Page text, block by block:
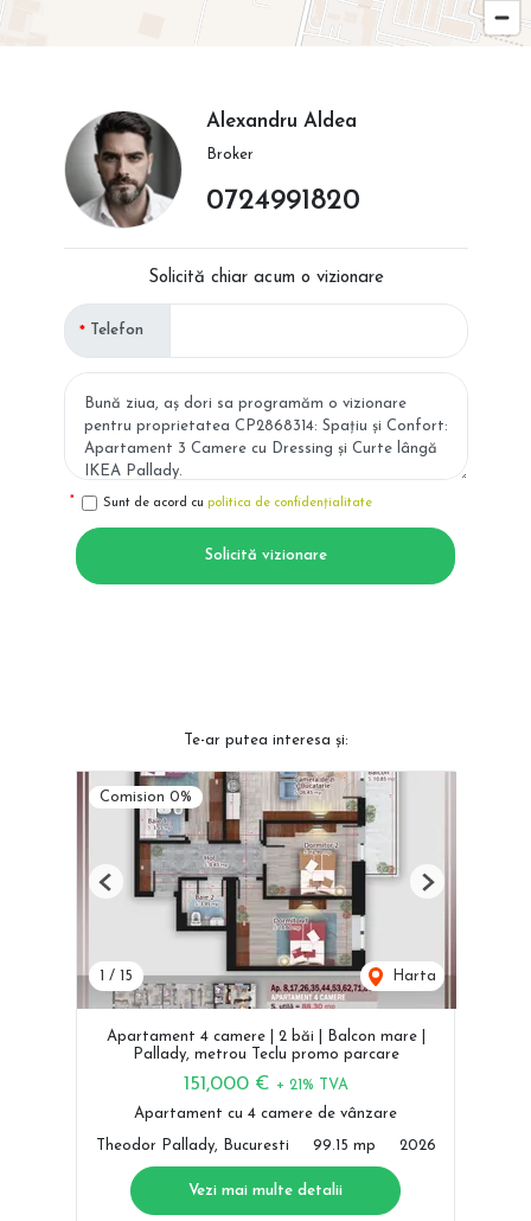
Alexandru Aldea
Broker
0724991820
Solicită chiar acum o vizionare
Telefon
Sunt de acord cu politica de confidențialitate
Solicită vizionare
Te-ar putea interesa și:
Comision 0%
/ 15 Harta
Previous Next
Apartament 4 camere | 2 băi | Balcon mare |
Pallady, metrou Teclu promo parcare
151,000 € + 21% TVA
Apartament cu 4 camere de vânzare
Theodor Pallady, Bucuresti 99.15 mp 2026
Vezi mai multe detalii